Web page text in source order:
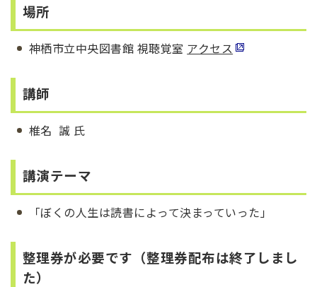
場所
神栖市立中央図書館 視聴覚室 アクセス
講師
椎名 誠 氏
講演テーマ
「ぼくの人生は読書によって決まっていった」
整理券が必要です（整理券配布は終了しまし
た）